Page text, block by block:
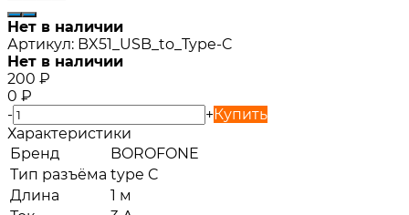
Нет в наличии
Артикул: BX51_USB_to_Type-C
Нет в наличии
200 ₽
0 ₽
-
+Купить
Характеристики
Бренд
BOROFONE
Тип разъёма type C
Длина
1 м